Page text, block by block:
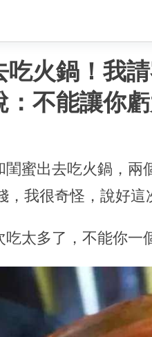
吃火鍋！我
：不能讓你
閨蜜出去吃火鍋，兩
，我很奇怪，說好這
吃太多了，不能你一